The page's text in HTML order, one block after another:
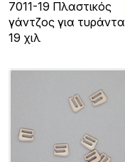
7011-19 Πλαστικός
γάντζος για τυράντα
19 χιλ